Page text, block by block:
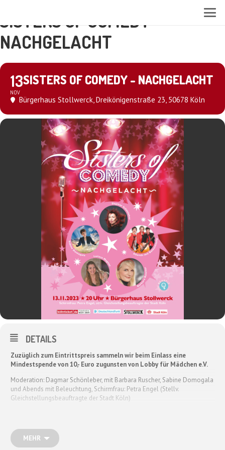
SISTERS OF COMEDY -
NACHGELACHT
13
NOV
SISTERS OF COMEDY - NACHGELACHT
Bürgerhaus Stollwerck, Dreikönigenstraße 23, 50678 Köln
DETAILS
Zuzüglich zum Eintrittspreis sammeln wir beim Einlass eine
Mindestspende von 10,- Euro zugunsten von Lobby für Mädchen e.V.
Moderation: Dagmar Schönleber, mit Barbara Ruscher, Sabine Domogala
und Abends mit Beleuchtung, Schirmfrau: Petra Engel (Stellv.
Gleichstellungsbeauftragte der Stadt Köln)
Humorzentrum! Zeitgleich zahlreiche Shows in über zwanzig Städten,
100% Frauenpower: krachend kabarettistisch, furios feminin und derbe
MEHR